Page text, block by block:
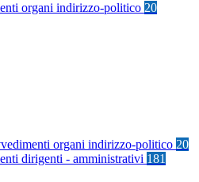
organi indirizzo-politico 20
organi indirizzo-politico 20
dirigenti - amministrativi 181